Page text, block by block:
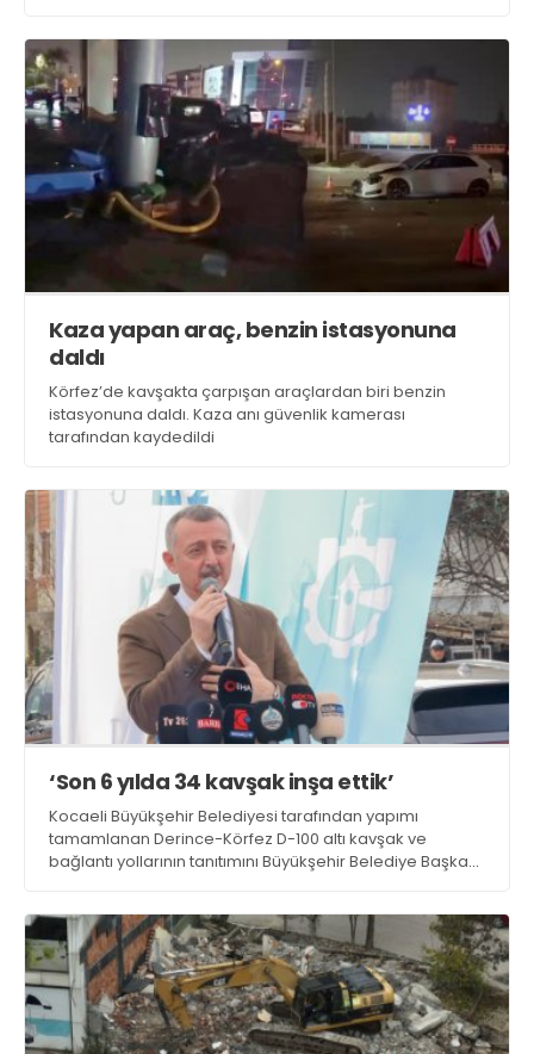
Kaza yapan araç, benzin istasyonuna
daldı
Körfez’de kavşakta çarpışan araçlardan biri benzin
istasyonuna daldı. Kaza anı güvenlik kamerası
tarafından kaydedildi
‘Son 6 yılda 34 kavşak inşa ettik’
Kocaeli Büyükşehir Belediyesi tarafından yapımı
tamamlanan Derince-Körfez D-100 altı kavşak ve
bağlantı yollarının tanıtımını Büyükşehir Belediye Başkanı